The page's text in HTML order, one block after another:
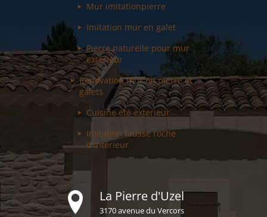
Mur imitationpierre
Imitation mur en galet
Pierre naturelle pourmur
extérieur
Renovation muren pierre et
galets
Cuisine été exterieur
Imitation fausseroche
d'intérieur
La Pierre d'Uzel
3170 avenue du Vercors